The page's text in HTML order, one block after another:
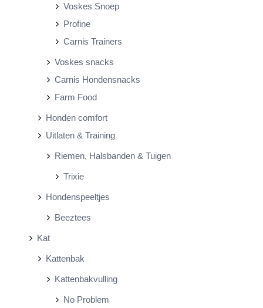
Voskes Snoep
Profine
Carnis Trainers
Voskes snacks
Carnis Hondensnacks
Farm Food
Honden comfort
Uitlaten & Training
Riemen, Halsbanden & Tuigen
Trixie
Hondenspeeltjes
Beeztees
Kat
Kattenbak
Kattenbakvulling
No Problem